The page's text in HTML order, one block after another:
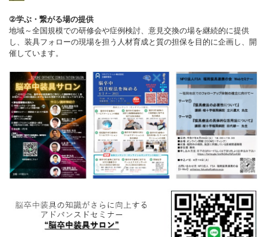
②学ぶ・繋がる場の提供
地域～全国規模での研修会や症例検討、意見交換の場を継続的に提供
し、装具フォローの現場を担う人材育成と質の担保を目的に企画し、開
催しています。